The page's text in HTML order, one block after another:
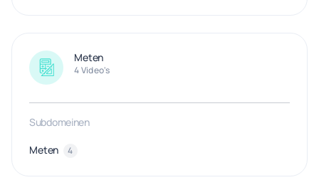
Meten
4 Video's
Subdomeinen
Meten 4